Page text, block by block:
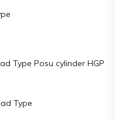
Type Posu cylinder HGP
Type